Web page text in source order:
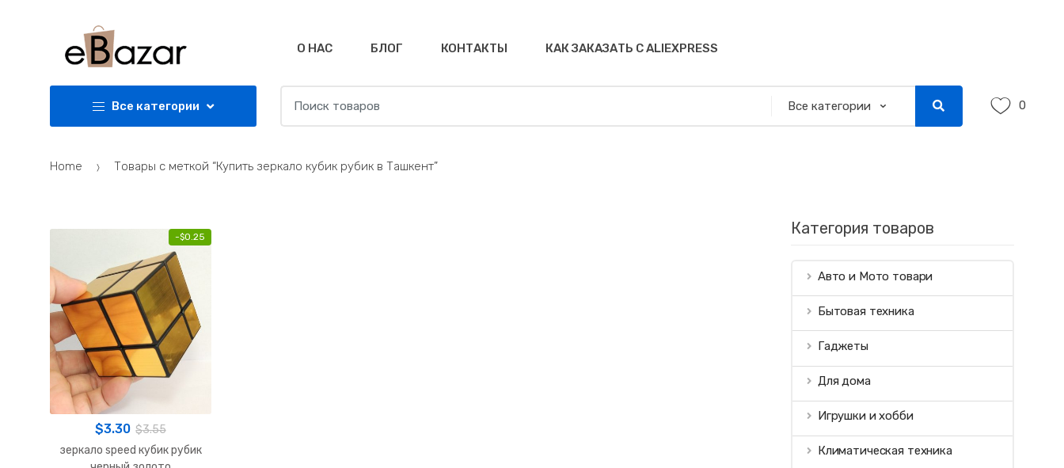
О НАС БЛОГ КОНТАКТЫ КАК ЗАКАЗАТЬ С ALIEXPRESS
Все категории
for:
0
Home Товары с меткой “Купить зеркало кубик рубик в Ташкент”
-$0.25
$3.30 $3.55
зеркало speed кубик рубик
Категория товаров
Авто и Мото товари
Бытовая техника
Гаджеты
Для дома
Игрушки и хобби
Климатическая техника